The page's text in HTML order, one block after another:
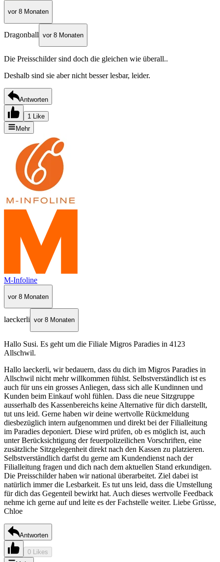
vor 8 Monaten
Dragonball vor 8 Monaten
Die Preisschilder sind doch die gleichen wie überall..
Deshalb sind sie aber nicht besser lesbar, leider.
Antworten
1 Like
Mehr
M-Infoline
vor 8 Monaten
laeckerli vor 8 Monaten
Hallo Susi. Es geht um die Filiale Migros Paradies in 4123
Allschwil.
Hallo laeckerli, wir bedauern, dass du dich im Migros Paradies in
Allschwil nicht mehr willkommen fühlst. Selbstverständlich ist es
auch für uns ein grosses Anliegen, dass sich alle Kundinnen und
Kunden beim Einkauf wohl fühlen. Dass die neue Sitzgruppe
ausserhalb des Kassenbereichs keine Alternative für dich darstellt,
tut uns leid. Gerne haben wir deine wertvolle Rückmeldung
diesbezüglich intern aufgenommen und direkt bei der Filialleitung
im Paradies deponiert. Diese wird prüfen, ob es möglich ist, auch
unter Berücksichtigung der feuerpolizeilichen Vorschriften, eine
zusätzliche Sitzgelegenheit direkt nach den Kassen zu platzieren.
Selbstverständlich darfst du gerne am Kundendienst nach der
Filialleitung fragen und dich nach dem aktuellen Stand erkundigen.
Die Preisschilder haben wir national überarbeitet. Ziel dabei ist
natürlich immer die Lesbarkeit. Es tut uns leid, dass die Umstellung
für dich das Gegenteil bewirkt hat. Auch dieses wertvolle Feedback
nehme ich gerne auf und leite es der Fachstelle weiter. Liebe Grüsse,
Chloe
Antworten
0 Likes